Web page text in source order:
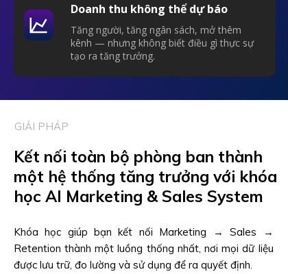
Doanh thu không thể dự báo
Tăng người, tăng ngân sách, mở thêm
kênh — nhưng không biết điều gì thực sự
tạo ra tăng trưởng.
Kết nối toàn bộ phòng ban thành
một hệ thống tăng trưởng với khóa
học AI Marketing & Sales System
GIẢI PHÁP
Khóa học giúp bạn kết nối Marketing → Sales →
Retention thành một luồng thống nhất, nơi mọi dữ liệu
được lưu trữ, đo lường và sử dụng để ra quyết định.